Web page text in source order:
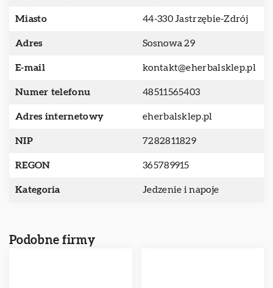
Miasto 44-330 Jastrzębie-Zdrój
Adres Sosnowa 29
E-mail kontakt@eherbalsklep.pl
Numer telefonu 48511565403
Adres internetowy eherbalsklep.pl
NIP 7282811829
REGON 365789915
Kategoria Jedzenie i napoje
Podobne firmy